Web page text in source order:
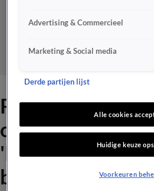
Rutger
op voor Joey
'Ronald Koeman
benoemen wat
Advertising & Commercieel
Marketing & Social media
Derde partijen lijst
Alle cookies
Huidige keuze
Voorkeuren